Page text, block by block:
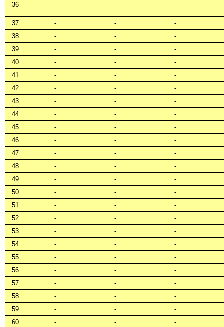
36 - - -
37 - -
-
38
- -
-
39
- -
-
40
- -
-
41
- -
-
42
- -
-
43
- -
-
44
- -
-
45
- -
-
46
- -
-
47
- -
-
48
- -
-
49
- -
-
50
- -
-
51
- -
-
52
- -
-
53
- -
-
54
- -
-
55
- -
-
56
- -
-
57
- -
-
58
- -
-
59
- -
-
60
- -
-